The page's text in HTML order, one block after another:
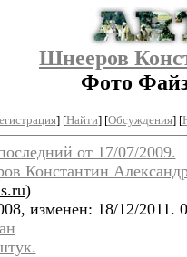
Шнееров
Фото
] [Найти] [Обсуждения] [
от 17/07/2009.
Константин
)
изменен: 18/12/2011.